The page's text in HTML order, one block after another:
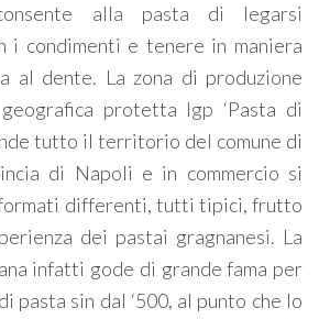
alla pasta di legarsi
i condimenti e tenere in maniera
al dente. La zona di produzione
protetta Igp ‘Pasta di
tutto il territorio del comune di
di Napoli e in commercio si
differenti, tutti tipici, frutto
dei pastai gragnanesi. La
infatti gode di grande fama per
pasta sin dal ‘500, al punto che lo